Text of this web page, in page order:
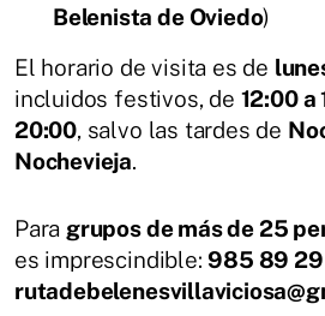
Belenista de Oviedo)
El horario de visita es de
incluidos festivos, de 12:00 a
20:00, salvo las tardes de
Nochevieja.
Para grupos de más de 25
es imprescindible: 985 89